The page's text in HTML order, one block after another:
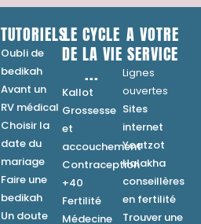
TUTORIELS
Oubli de
bedikah
Avant un
RV médical
Choisir la
date du
mariage
Faire une
bedikah
Un doute
LE CYCLE
DE LA VIE
...
Kallot
Grossesse
et
accouchement
Contraception
+40
Fertilité
Médecine
A VOTRE
SERVICE
Lignes
ouvertes
Sites
internet
Yoatzot
Halakha
conseillères
en fertilité
Trouver une